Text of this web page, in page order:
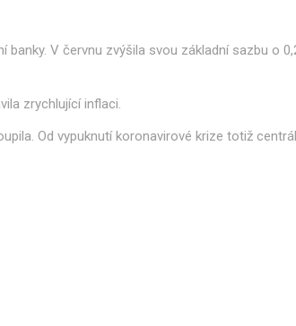
V červnu zvýšila svou základní sazbu o
zrychlující inflaci.
Od vypuknutí koronavirové krize totiž